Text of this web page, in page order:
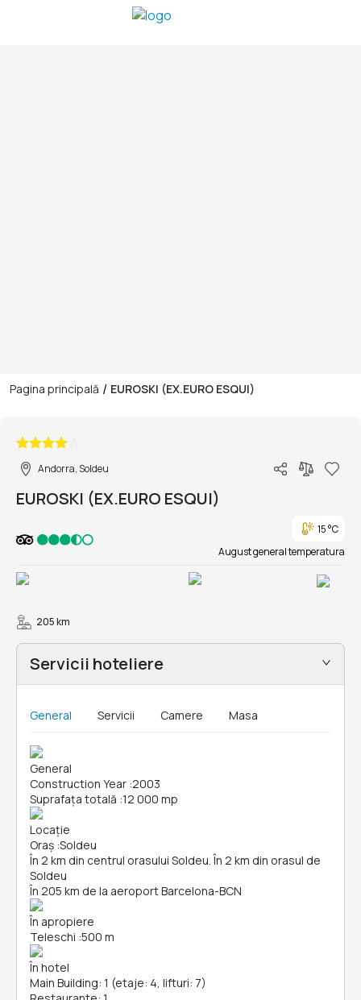
Pagina principală / EUROSKI (EX.EURO ESQUI)
Andorra, Soldeu
EUROSKI (EX.EURO ESQUI)
15 °C
August general temperatura
205 km
Servicii hoteliere
General Servicii Camere Masa
General
Construction Year :2003
Suprafața totală :12 000 mp
Locație
Oraș :Soldeu
În 2 km din centrul orasului Soldeu. În 2 km din orasul de
Soldeu
În 205 km de la aeroport Barcelona-BCN
În apropiere
Teleschi :500 m
În hotel
Main Building: 1 (etaje: 4, lifturi: 7)